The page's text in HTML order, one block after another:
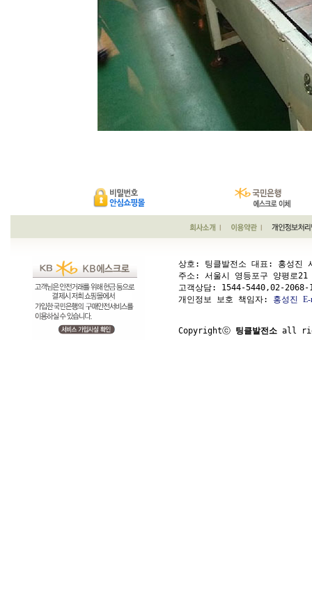
상호: 팅클발전소 대표: 홍성
주소: 서울시 영등포구 양평
고객상담: 1544-5440,02-
개인정보 보호 책임자: 홍성진
Copyrightⓒ 팅클발전소 all